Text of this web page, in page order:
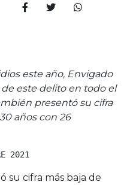
este año, Envigado
este delito en todo el
presentó su cifra
años con 26
2021
su cifra más baja de